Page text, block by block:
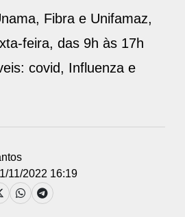
Fibra e Unifamaz,
feira, das 9h às 17h
covid, Influenza e
11/2022 16:19